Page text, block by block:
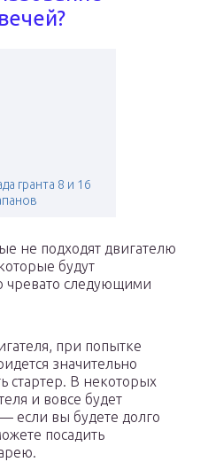
гранта 8 и 16
не подходят двигателю
будут
чревато следующими
при попытке
значительно
стартер. В некоторых
и вовсе будет
если вы будете долго
посадить